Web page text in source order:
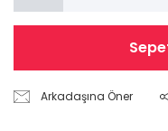
Arkadaşına Öner